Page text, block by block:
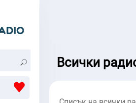
Всички